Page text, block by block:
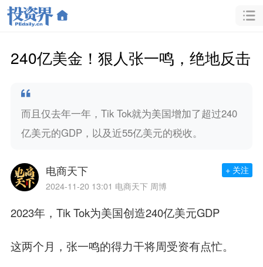
240亿美金！狠人张一鸣，绝地反击
而且仅去年一年，Tik Tok就为美国增加了超过240
亿美元的GDP，以及近55亿美元的税收。
电商天下
2024-11-20 13:01 电商天下 周博
+ 关注
2023年，Tik Tok为美国创造240亿美元GDP
这两个月，张一鸣的得力干将周受资有点忙。